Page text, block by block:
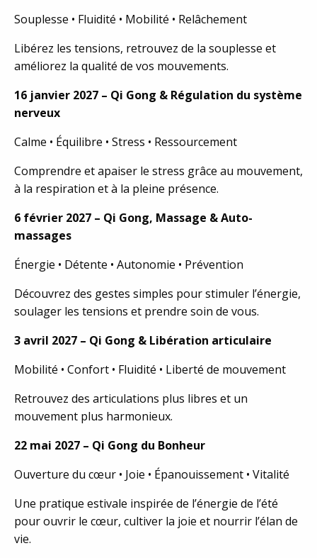
Souplesse • Fluidité • Mobilité • Relâchement
Libérez les tensions, retrouvez de la souplesse et
améliorez la qualité de vos mouvements.
16 janvier 2027 – Qi Gong & Régulation du système
nerveux
Calme • Équilibre • Stress • Ressourcement
Comprendre et apaiser le stress grâce au mouvement,
à la respiration et à la pleine présence.
6 février 2027 – Qi Gong, Massage & Auto-
massages
Énergie • Détente • Autonomie • Prévention
Découvrez des gestes simples pour stimuler l’énergie,
soulager les tensions et prendre soin de vous.
3 avril 2027 – Qi Gong & Libération articulaire
Mobilité • Confort • Fluidité • Liberté de mouvement
Retrouvez des articulations plus libres et un
mouvement plus harmonieux.
22 mai 2027 – Qi Gong du Bonheur
Ouverture du cœur • Joie • Épanouissement • Vitalité
Une pratique estivale inspirée de l’énergie de l’été
pour ouvrir le cœur, cultiver la joie et nourrir l’élan de
vie.